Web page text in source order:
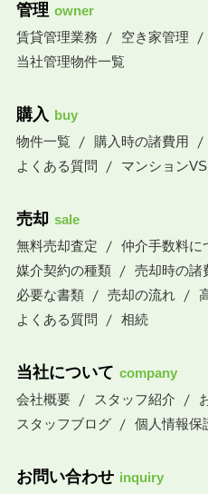
管理 owner
賃貸管理業務
空き家管理
当社管理物件一覧
購入 buy
物件一覧
購入時の諸費用
よくある質問
マンション
売却 sale
無料売却査定
仲介手数料に
媒介契約の種類
売却時の諸
必要な書類
売却の流れ
よくある質問
相続
当社について company
会社概要
スタッフ紹介
スタッフブログ
個人情報保
お問い合わせ inquiry